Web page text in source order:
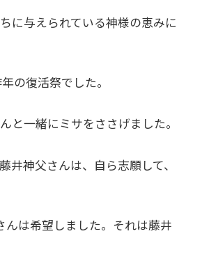
に与えられている神様の恵みに
の復活祭でした。
と一緒にミサをささげました。
神父さんは、自ら志願して、
んは希望しました。それは藤井